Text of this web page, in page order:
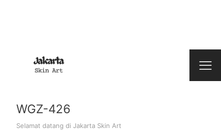
WGZ-426
Selamat datang di Jakarta Skin Art